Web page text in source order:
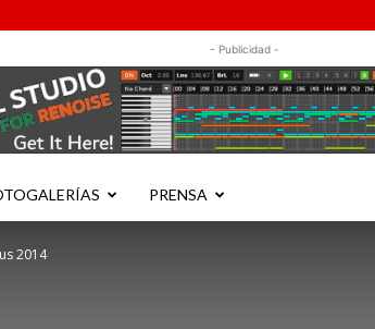
- Publicidad -
PRENSA
2014